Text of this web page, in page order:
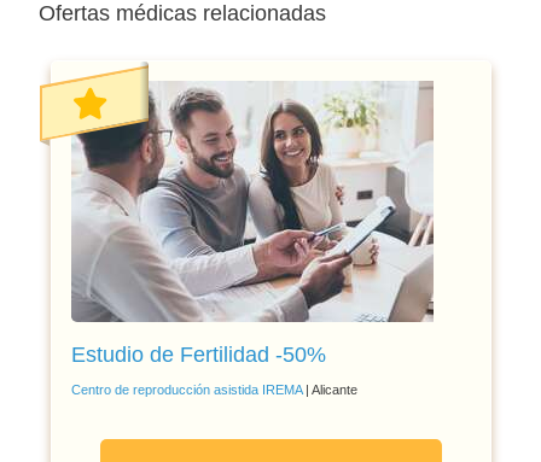
Ofertas médicas relacionadas
Estudio de Fertilidad -50%
Centro de reproducción asistida IREMA| Alicante